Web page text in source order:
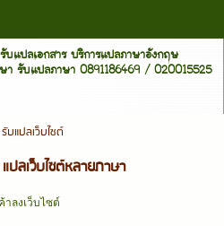
บแปลเอกสาร บริการแปลภาษาอังกฤษ
รับแปลภาษา 0891186469 / 020015525
รับแปลเว็บไซต์
ปลเว็บไซต์หลายภาษา
ลงเว็บไซต์